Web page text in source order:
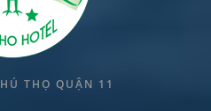
THỌ QUẬN 11